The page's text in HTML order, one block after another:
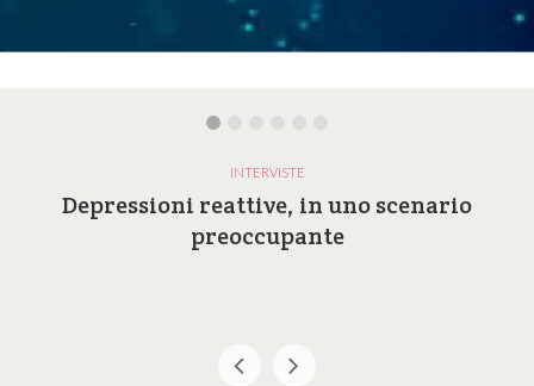
INTERVISTE
Depressioni reattive, in uno scenario
preoccupante